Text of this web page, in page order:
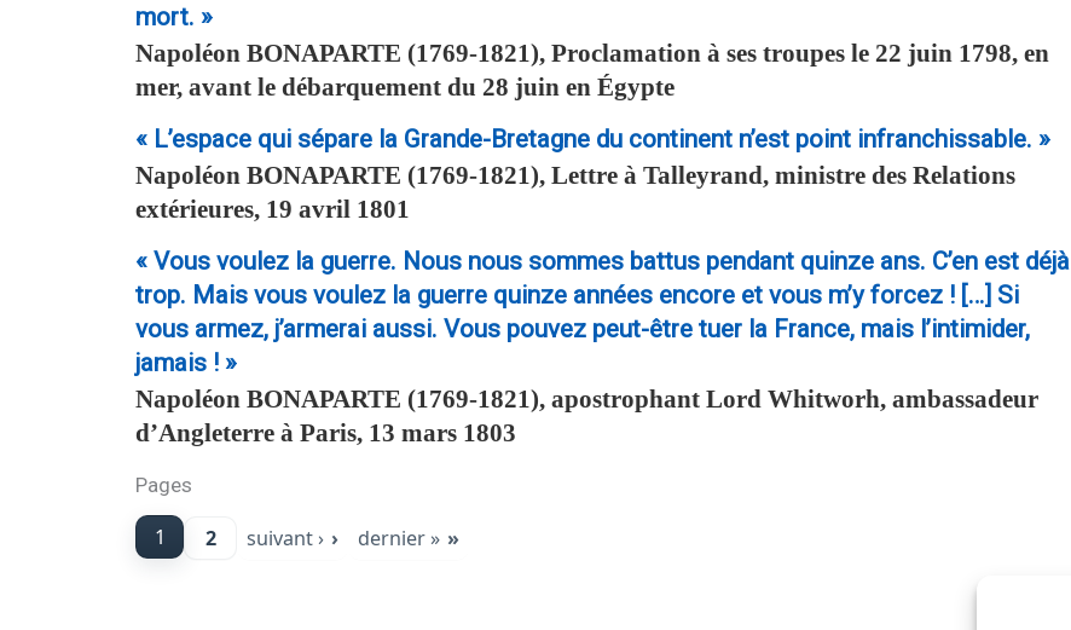
mort. »
Napoléon BONAPARTE (1769-1821), Proclamation à ses troupes le 22 juin 1798, en
mer, avant le débarquement du 28 juin en Égypte
« L’espace qui sépare la Grande-Bretagne du continent n’est point infranchissable. »
Napoléon BONAPARTE (1769-1821), Lettre à Talleyrand, ministre des Relations
extérieures, 19 avril 1801
« Vous voulez la guerre. Nous nous sommes battus pendant quinze ans. C’en est déjà
trop. Mais vous voulez la guerre quinze années encore et vous m’y forcez ! […] Si
vous armez, j’armerai aussi. Vous pouvez peut-être tuer la France, mais l’intimider,
jamais ! »
Napoléon BONAPARTE (1769-1821), apostrophant Lord Whitworh, ambassadeur
d’Angleterre à Paris, 13 mars 1803
Pages
1 2 suivant › dernier »